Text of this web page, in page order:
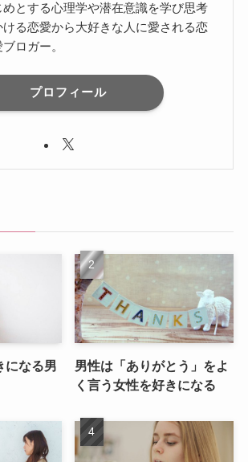
とする心理学や潜在意識を学び思考
ける恋愛から大好きな人に愛される恋
ロガー。
プロフィール
になる男
男性は「ありがとう」をよ
く言う女性を好きになる